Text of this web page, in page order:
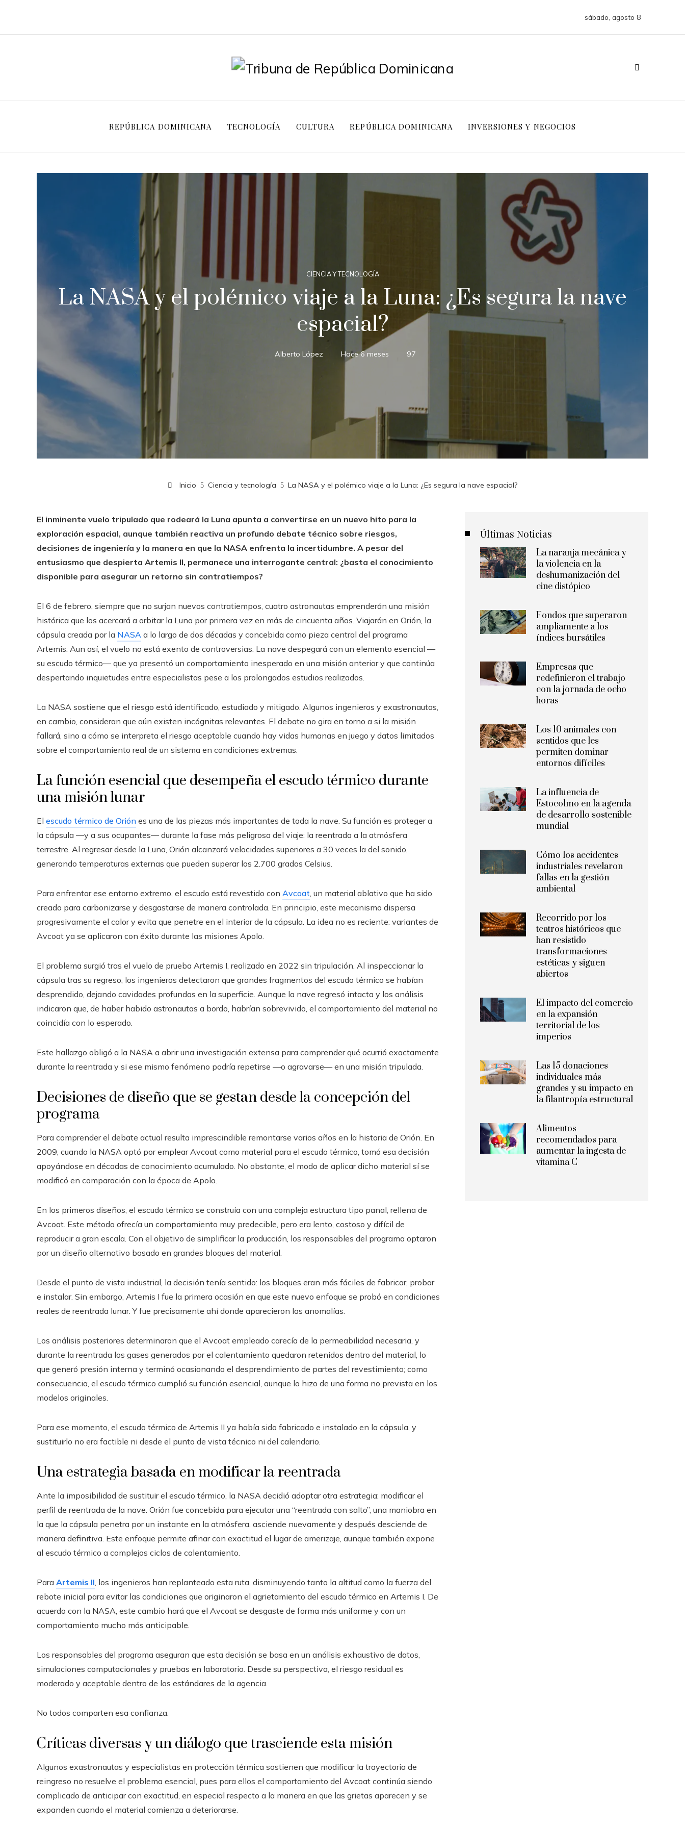
sábado, agosto 8
REPÚBLICA DOMINICANA TECNOLOGÍA CULTURA REPÚBLICA DOMINICANA INVERSIONES Y NEGOCIOS
CIENCIA Y TECNOLOGÍA
La NASA y el polémico viaje a la Luna: ¿Es segura la nave
espacial?
Alberto López Hace 6 meses 97
Inicio Ciencia y tecnología La NASA y el polémico viaje a la Luna: ¿Es segura la nave espacial?
El inminente vuelo tripulado que rodeará la Luna apunta a convertirse en un nuevo hito para la
exploración espacial, aunque también reactiva un profundo debate técnico sobre riesgos,
decisiones de ingeniería y la manera en que la NASA enfrenta la incertidumbre. A pesar del
entusiasmo que despierta Artemis II, permanece una interrogante central: ¿basta el conocimiento
disponible para asegurar un retorno sin contratiempos?
El 6 de febrero, siempre que no surjan nuevos contratiempos, cuatro astronautas emprenderán una misión
histórica que los acercará a orbitar la Luna por primera vez en más de cincuenta años. Viajarán en Orión, la
cápsula creada por la NASA a lo largo de dos décadas y concebida como pieza central del programa
Artemis. Aun así, el vuelo no está exento de controversias. La nave despegará con un elemento esencial —
su escudo térmico— que ya presentó un comportamiento inesperado en una misión anterior y que continúa
despertando inquietudes entre especialistas pese a los prolongados estudios realizados.
La NASA sostiene que el riesgo está identificado, estudiado y mitigado. Algunos ingenieros y exastronautas,
en cambio, consideran que aún existen incógnitas relevantes. El debate no gira en torno a si la misión
fallará, sino a cómo se interpreta el riesgo aceptable cuando hay vidas humanas en juego y datos limitados
sobre el comportamiento real de un sistema en condiciones extremas.
La función esencial que desempeña el escudo térmico durante
una misión lunar
El escudo térmico de Orión es una de las piezas más importantes de toda la nave. Su función es proteger a
la cápsula —y a sus ocupantes— durante la fase más peligrosa del viaje: la reentrada a la atmósfera
terrestre. Al regresar desde la Luna, Orión alcanzará velocidades superiores a 30 veces la del sonido,
generando temperaturas externas que pueden superar los 2.700 grados Celsius.
Para enfrentar ese entorno extremo, el escudo está revestido con Avcoat, un material ablativo que ha sido
creado para carbonizarse y desgastarse de manera controlada. En principio, este mecanismo dispersa
progresivamente el calor y evita que penetre en el interior de la cápsula. La idea no es reciente: variantes de
Avcoat ya se aplicaron con éxito durante las misiones Apolo.
El problema surgió tras el vuelo de prueba Artemis I, realizado en 2022 sin tripulación. Al inspeccionar la
cápsula tras su regreso, los ingenieros detectaron que grandes fragmentos del escudo térmico se habían
desprendido, dejando cavidades profundas en la superficie. Aunque la nave regresó intacta y los análisis
indicaron que, de haber habido astronautas a bordo, habrían sobrevivido, el comportamiento del material no
coincidía con lo esperado.
Este hallazgo obligó a la NASA a abrir una investigación extensa para comprender qué ocurrió exactamente
durante la reentrada y si ese mismo fenómeno podría repetirse —o agravarse— en una misión tripulada.
Decisiones de diseño que se gestan desde la concepción del
programa
Para comprender el debate actual resulta imprescindible remontarse varios años en la historia de Orión. En
2009, cuando la NASA optó por emplear Avcoat como material para el escudo térmico, tomó esa decisión
apoyándose en décadas de conocimiento acumulado. No obstante, el modo de aplicar dicho material sí se
modificó en comparación con la época de Apolo.
En los primeros diseños, el escudo térmico se construía con una compleja estructura tipo panal, rellena de
Avcoat. Este método ofrecía un comportamiento muy predecible, pero era lento, costoso y difícil de
reproducir a gran escala. Con el objetivo de simplificar la producción, los responsables del programa optaron
por un diseño alternativo basado en grandes bloques del material.
Desde el punto de vista industrial, la decisión tenía sentido: los bloques eran más fáciles de fabricar, probar
e instalar. Sin embargo, Artemis I fue la primera ocasión en que este nuevo enfoque se probó en condiciones
reales de reentrada lunar. Y fue precisamente ahí donde aparecieron las anomalías.
Los análisis posteriores determinaron que el Avcoat empleado carecía de la permeabilidad necesaria, y
durante la reentrada los gases generados por el calentamiento quedaron retenidos dentro del material, lo
que generó presión interna y terminó ocasionando el desprendimiento de partes del revestimiento; como
consecuencia, el escudo térmico cumplió su función esencial, aunque lo hizo de una forma no prevista en los
modelos originales.
Para ese momento, el escudo térmico de Artemis II ya había sido fabricado e instalado en la cápsula, y
sustituirlo no era factible ni desde el punto de vista técnico ni del calendario.
Una estrategia basada en modificar la reentrada
Ante la imposibilidad de sustituir el escudo térmico, la NASA decidió adoptar otra estrategia: modificar el
perfil de reentrada de la nave. Orión fue concebida para ejecutar una “reentrada con salto”, una maniobra en
la que la cápsula penetra por un instante en la atmósfera, asciende nuevamente y después desciende de
manera definitiva. Este enfoque permite afinar con exactitud el lugar de amerizaje, aunque también expone
al escudo térmico a complejos ciclos de calentamiento.
Para Artemis II, los ingenieros han replanteado esta ruta, disminuyendo tanto la altitud como la fuerza del
rebote inicial para evitar las condiciones que originaron el agrietamiento del escudo térmico en Artemis I. De
acuerdo con la NASA, este cambio hará que el Avcoat se desgaste de forma más uniforme y con un
comportamiento mucho más anticipable.
Los responsables del programa aseguran que esta decisión se basa en un análisis exhaustivo de datos,
simulaciones computacionales y pruebas en laboratorio. Desde su perspectiva, el riesgo residual es
moderado y aceptable dentro de los estándares de la agencia.
No todos comparten esa confianza.
Críticas diversas y un diálogo que trasciende esta misión
Algunos exastronautas y especialistas en protección térmica sostienen que modificar la trayectoria de
reingreso no resuelve el problema esencial, pues para ellos el comportamiento del Avcoat continúa siendo
complicado de anticipar con exactitud, en especial respecto a la manera en que las grietas aparecen y se
expanden cuando el material comienza a deteriorarse.
Últimas Noticias
La naranja mecánica y
la violencia en la
deshumanización del
cine distópico
Fondos que superaron
ampliamente a los
índices bursátiles
Empresas que
redefinieron el trabajo
con la jornada de ocho
horas
Los 10 animales con
sentidos que les
permiten dominar
entornos difíciles
La influencia de
Estocolmo en la agenda
de desarrollo sostenible
mundial
Cómo los accidentes
industriales revelaron
fallas en la gestión
ambiental
Recorrido por los
teatros históricos que
han resistido
transformaciones
estéticas y siguen
abiertos
El impacto del comercio
en la expansión
territorial de los
imperios
Las 15 donaciones
individuales más
grandes y su impacto en
la filantropía estructural
Alimentos
recomendados para
aumentar la ingesta de
vitamina C